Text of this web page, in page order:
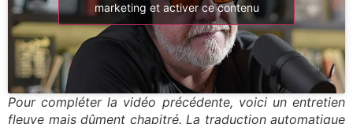
marketing et activer ce contenu
Pour com­plé­ter la vidéo pré­cé­dente, voi­ci un entre­tien
fleuve mais dûment cha­pi­tré. La tra­duc­tion auto­ma­tique